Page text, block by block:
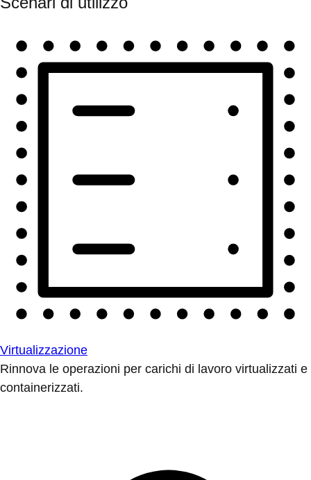
Virtualizzazione
Rinnova le operazioni per carichi di lavoro virtualizzati e
containerizzati.